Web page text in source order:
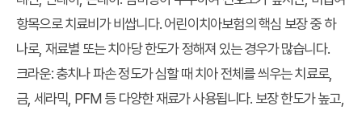
항목으로 치료비가 비쌉니다. 어린이치아보험의 핵심 보장 중 하
나로, 재료별 또는 치아당 한도가 정해져 있는 경우가 많습니다.
크라운: 충치나 파손 정도가 심할 때 치아 전체를 씌우는 치료로,
금, 세라믹, PFM 등 다양한 재료가 사용됩니다. 보장 한도가 높고,